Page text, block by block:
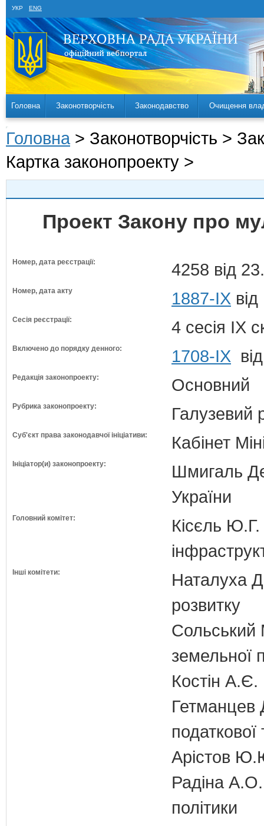
УКР ENG
Головна Законотворчість Законодавство Очищення
Головна > Законотворчість >
Картка законопроекту >
Проект Закону про
Номер, дата реєстрації: 4258 від
Номер, дата акту 1887-IX
Сесія реєстрації: 4 сесія IX
Включено до порядку денного: 1708-ІХ
Редакція законопроекту: Основний
Рубрика законопроекту: Галузевий
Суб'єкт права законодавчої ініціативи: Кабінет
Ініціатор(и) законопроекту:
Шмигаль
України
Головний комітет:
Кісєль Ю.Г.
Інші комітети:
Наталуха
розвитку
Сольський
земельної
Костін А.Є.
Гетманцев
податкової
Арістов
Радіна А.О.
політики